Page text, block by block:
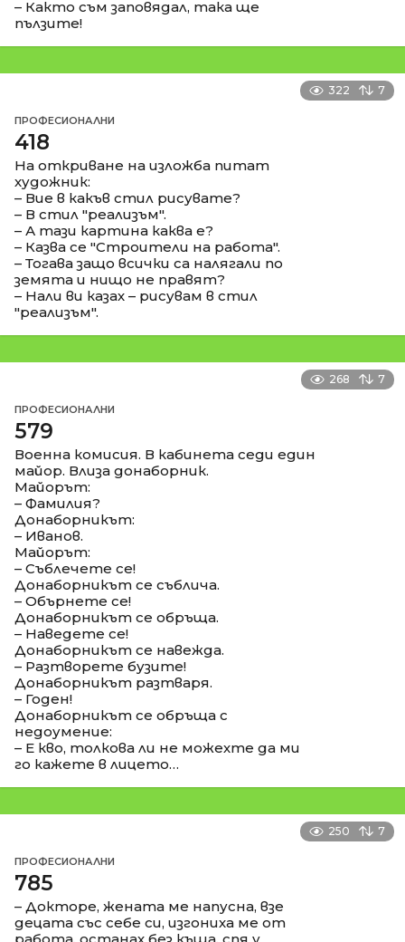
– Както съм заповядал, така ще
пълзите!
322 7
ПРОФЕСИОНАЛНИ
418
На откриване на изложба питат
художник:
– Вие в какъв стил рисувате?
– В стил "реализъм".
– А тази картина каква е?
– Казва се "Строители на работа".
– Тогава защо всички са налягали по
земята и нищо не правят?
– Нали ви казах – рисувам в стил
"реализъм".
268 7
ПРОФЕСИОНАЛНИ
579
Военна комисия. В кабинета седи един
майор. Влиза донаборник.
Майорът:
– Фамилия?
Донаборникът:
– Иванов.
Майорът:
– Съблечете се!
Донаборникът се съблича.
– Обърнете се!
Донаборникът се обръща.
– Наведете се!
Донаборникът се навежда.
– Разтворете бузите!
Донаборникът разтваря.
– Годен!
Донаборникът се обръща с
недоумение:
– Е кво, толкова ли не можехте да ми
го кажете в лицето…
250 7
ПРОФЕСИОНАЛНИ
785
– Докторе, жената ме напусна, взе
децата със себе си, изгониха ме от